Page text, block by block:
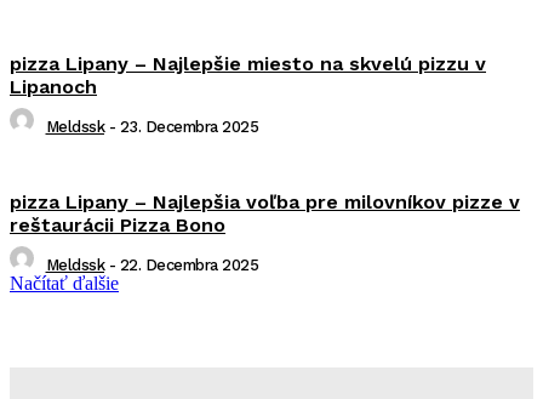
pizza Lipany – Najlepšie miesto na skvelú pizzu v
Lipanoch
Meldssk - 23. Decembra 2025
pizza Lipany – Najlepšia voľba pre milovníkov pizze v
reštaurácii Pizza Bono
Meldssk - 22. Decembra 2025
Načítať ďalšie